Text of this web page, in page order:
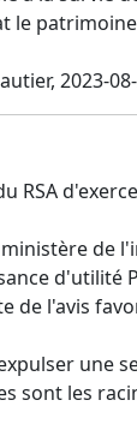
le
2023-
RSA
de
d'utilité
de l'avis
une
sont les